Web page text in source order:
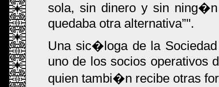
sola, sin dinero y sin
quedaba otra alternativa ".
Una sic�loga de la
uno de los socios operativos
quien tambi�n recibe otras